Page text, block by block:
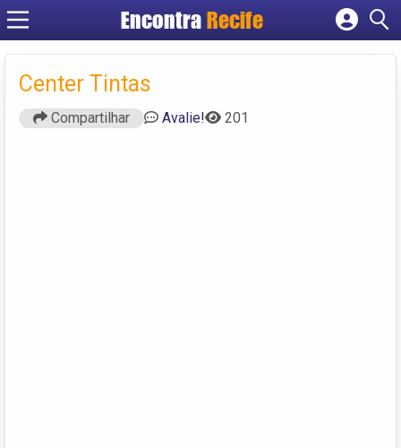
Encontra Recife
Cadastrar empresa
Center Tintas
Compartilhar Avalie! 201